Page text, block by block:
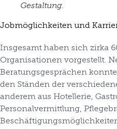
Gestaltung.
Jobmöglichkeiten und
Insgesamt haben sich zirka
Organisationen vorgestellt.
Beratungsgesprächen
den Ständen der
anderem aus Hotellerie,
Personalvermittlung,